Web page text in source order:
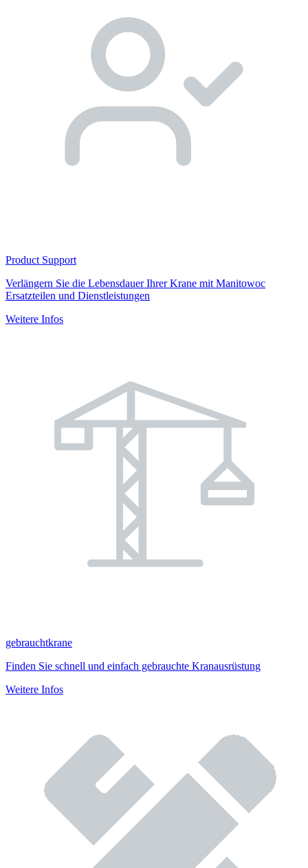
Product Support
Verlängern Sie die Lebensdauer Ihrer Krane mit Manitowoc
Ersatzteilen und Dienstleistungen
Weitere Infos
gebrauchtkrane
Finden Sie schnell und einfach gebrauchte Kranausrüstung
Weitere Infos